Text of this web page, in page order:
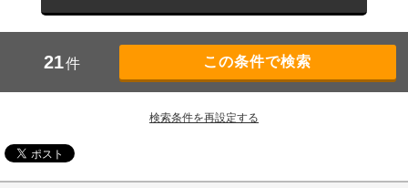
21件
検索条件を再設定する